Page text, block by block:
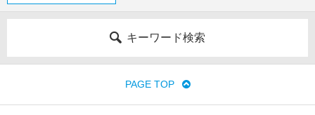
キーワード検索
PAGE TOP